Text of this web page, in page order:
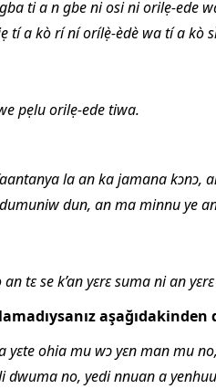
ti a n gbe ni osi ni orilẹ-ede
tí a kò rí ní orílẹ̀-èdè wa tí a kò
pẹlu orilẹ-ede tiwa.
la an ka jamana kɔnɔ,
dun, an ma minnu ye
tɛ se k’an yɛrɛ suma ni an
aşağıdakinden
yɛte ohia mu wɔ yɛn man mu
no, yedi nnuan a